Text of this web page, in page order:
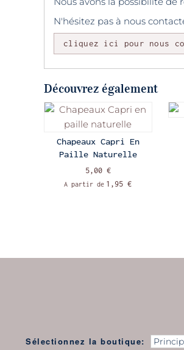
N'hésitez pas à nous
cliquez ici pour nous
Découvrez également
Chapeaux Capri En
Paille Naturelle
5,00 €
A partir de 1,95 €
Sélectionnez la boutique: